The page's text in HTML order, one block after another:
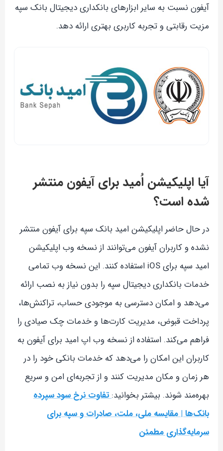
آیفون نسبت به سایر ابزارهای بانکداری دیجیتال بانک سپه
مزیت رقابتی و تجربه کاربری بهتری ارائه دهد.
آیا اپلیکیشن اُمید برای آیفون منتشر
شده است؟
در حال حاضر اپلیکیشن امید بانک سپه برای آیفون منتشر
نشده و کاربران آیفون می‌توانند از نسخه وب اپلیکیشن
امید سپه برای iOS استفاده کنند. این نسخه وب تمامی
خدمات بانکداری دیجیتال سپه را بدون نیاز به نصب ارائه
می‌دهد و امکان دسترسی به موجودی حساب، تراکنش‌ها،
پرداخت قبوض، مدیریت کارت‌ها و خدمات چک صیادی را
فراهم می‌کند. استفاده از نسخه وب اپ امید برای آیفون به
کاربران این امکان را می‌دهد که خدمات بانکی خود را در
هر زمان و مکان مدیریت کنند و از تجربه‌ای امن و سریع
بهره‌مند شوند. بیشتر بخوانید:تفاوت نرخ سود سپرده
بانک‌ها | مقایسه ملی، ملت، صادرات و سپه برای
سرمایه‌گذاری مطمئن